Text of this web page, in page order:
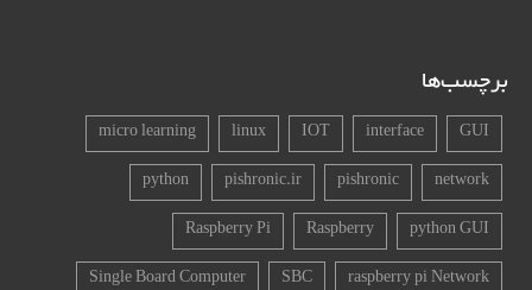
برچسب‌ها
GUI
interface
IOT
linux
micro learning
network
pishronic
pishronic.ir
python
python GUI
Raspberry
Raspberry Pi
raspberry pi Network
SBC
Single Board Computer